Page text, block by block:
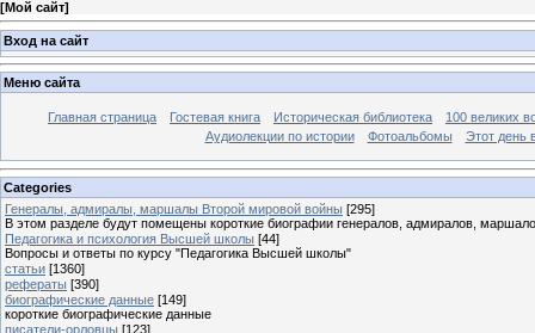
[Мой сайт]
Вход на сайт
Меню сайта
Главная страница Гостевая книга Историческая библиотека
100 великих
Аудиолекции по истории
Фотоальбомы Этот день
Categories
Генералы, адмиралы, маршалы Второй мировой войны [295]
В этом разделе будут помещены короткие биографии генералов, адмиралов,
Педагогика и психология Высшей школы [44]
Вопросы и ответы по курсу "Педагогика Высшей школы"
статьи [1360]
рефераты [390]
биографические данные [149]
короткие биографические данные
писатели-орловцы [123]